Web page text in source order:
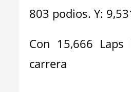
803 podios. Y:
Con 15,666 Laps
carrera